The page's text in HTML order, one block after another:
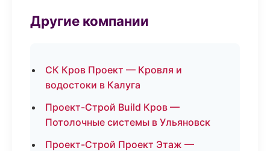
Другие компании
СК Кров Проект — Кровля и
водостоки в Калуга
Проект-Строй Build Кров —
Потолочные системы в Ульяновск
Проект-Строй Проект Этаж —